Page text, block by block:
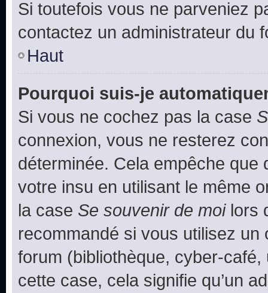
Si toutefois vous ne parveniez
contactez un administrateur du
Haut
Pourquoi suis-je
Si vous ne cochez pas la case
connexion, vous ne resterez
déterminée. Cela empêche que
votre insu en utilisant le même
la case Se souvenir de moilors
recommandé si vous utilisez
forum (bibliothèque, cyber-
cette case, cela signifie qu’un